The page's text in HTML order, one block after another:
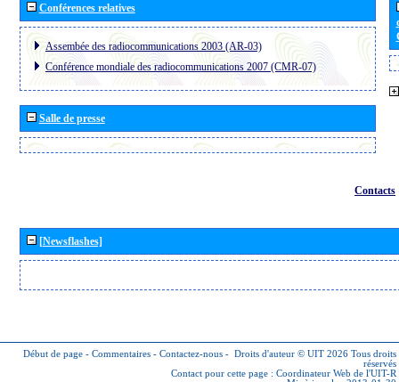
Conférences relatives
Assembée des radiocommunications 2003 (AR-03)
Conférence mondiale des radiocommunications 2007 (CMR-07)
Salle de presse
Contacts
[Newsflashes]
Début de page - Commentaires - Contactez-nous - Droits d'auteur © UIT 2026 Tous droits
réservés
Contact pour cette page : Coordinateur Web de l'UIT-R